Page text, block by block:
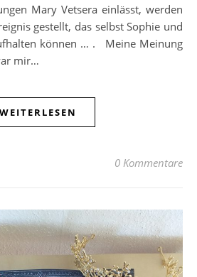
Mary Vetsera einlässt, werden
gestellt, das selbst Sophie und
können … . Meine Meinung
mir…
WEITERLESEN
0 Kommentare